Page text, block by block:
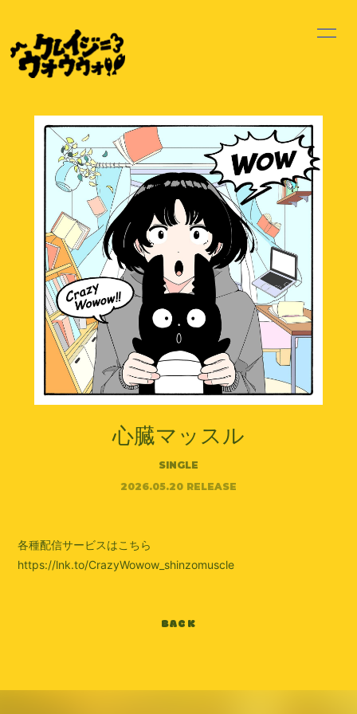
HOME
SCHEDULE PROFILE
VIDEO DISCOGRAPHY
心臓マッスル
SINGLE
2026.05.20 RELEASE
各種配信サービスはこちら
https://lnk.to/CrazyWowow_shinzomuscle
BACK